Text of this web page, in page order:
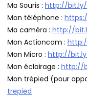
Ma Souris : http://bit.ly/
Mon téléphone :
Ma caméra : http://
Mon Actioncam :
Mon Micro : http://
Mon éclairage : http://
Mon trépied (pour
trepied